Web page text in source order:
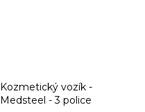
Kozmetický vozík -
Medsteel - 3 police